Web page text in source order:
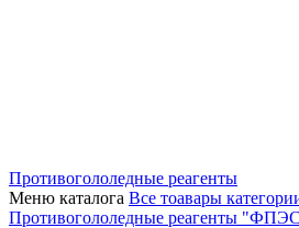
Противогололедные реагенты
Меню каталога Все тоавары
Противогололедные реагенты